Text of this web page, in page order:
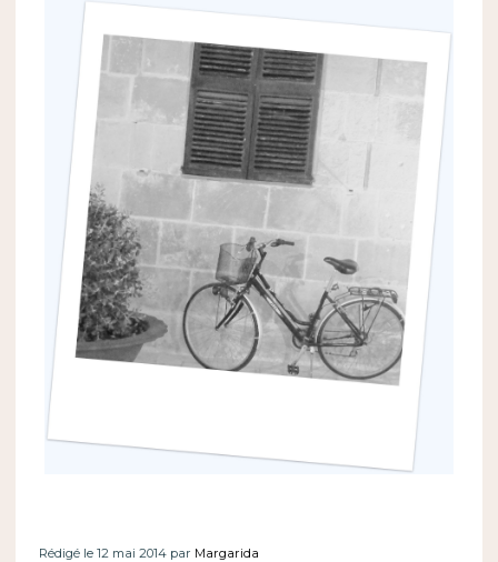
Rédigé le 12 mai 2014 par Margarida